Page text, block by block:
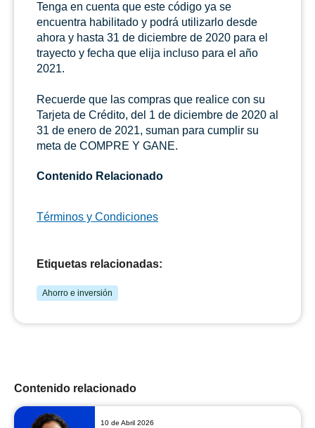
Tenga en cuenta que este código ya se
encuentra habilitado y podrá utilizarlo desde
ahora y hasta 31 de diciembre de 2020 para el
trayecto y fecha que elija incluso para el año
2021.
Recuerde que las compras que realice con su
Tarjeta de Crédito, del 1 de diciembre de 2020 al
31 de enero de 2021, suman para cumplir su
meta de COMPRE Y GANE.
Contenido Relacionado
Términos y Condiciones
Etiquetas relacionadas:
Ahorro e inversión
Contenido relacionado
10 de Abril 2026